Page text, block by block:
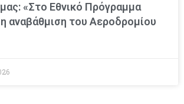
«Στο Εθνικό Πρόγραμμα
αναβάθμιση του Αεροδρομίου